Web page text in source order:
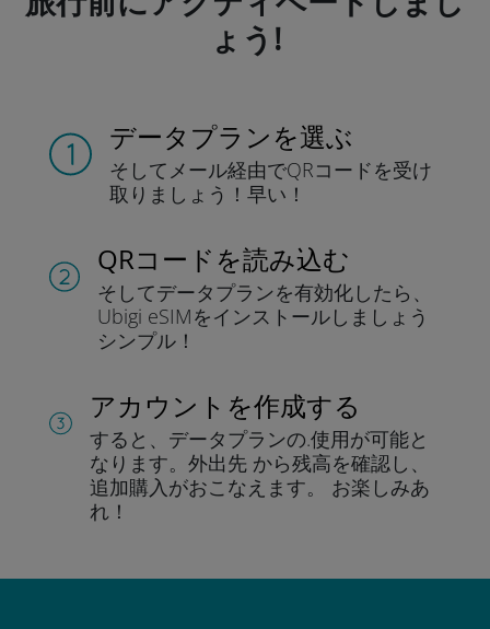
ょう!
データプランを選ぶ
そしてメール経由でQRコードを受け
取りましょう！早い！
QRコードを読み込む
そしてデータプランを有効化したら、
Ubigi eSIMをインストールしま しょう
シンプル！
アカウントを作成する
すると、データプランの.使用が可能と
なります。 外出先 から残高を確認し、
追加購入がおこなえます。
お楽しみあ
れ！